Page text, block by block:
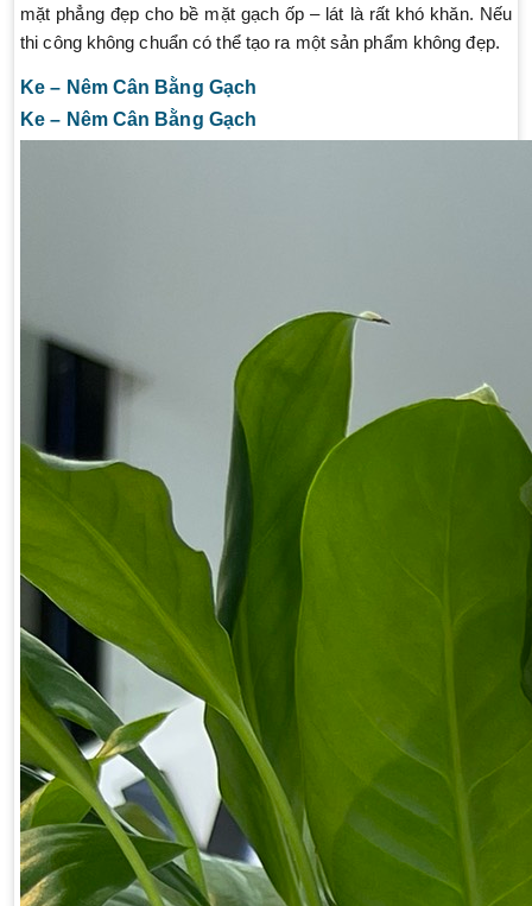
mặt phẳng đẹp cho bề mặt gạch ốp – lát là rất khó khăn. Nếu
thi công không chuẩn có thể tạo ra một sản phẩm không đẹp.
Ke – Nêm Cân Bằng Gạch
Ke – Nêm Cân Bằng Gạch